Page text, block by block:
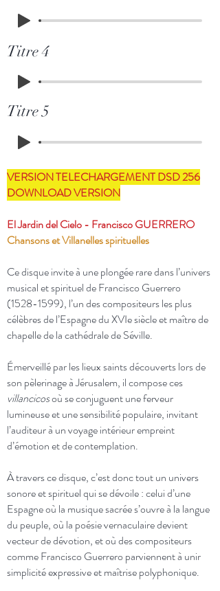
Titre 4
Titre 5
VERSION TELECHARGEMENT DSD 256
DOWNLOAD VERSION
El Jardin del Cielo - Francisco GUERRERO
Chansons et Villanelles spirituelles
Ce disque invite à une plongée rare dans l’univers
musical et spirituel de Francisco Guerrero
(1528-1599), l’un des compositeurs les plus
célèbres de l’Espagne du XVIe siècle et maître de
chapelle de la cathédrale de Séville.
Émerveillé par les lieux saints découverts lors de
son pèlerinage à Jérusalem, il compose ces
villancicosoù se conjuguent une ferveur
lumineuse et une sensibilité populaire, invitant
l’auditeur à un voyage intérieur empreint
d’émotion et de contemplation.
À travers ce disque, c’est donc tout un univers
sonore et spirituel qui se dévoile : celui d’une
Espagne où la musique sacrée s’ouvre à la langue
du peuple, où la poésie vernaculaire devient
vecteur de dévotion, et où des compositeurs
comme Francisco Guerrero parviennent à unir
simplicité expressive et maîtrise polyphonique.